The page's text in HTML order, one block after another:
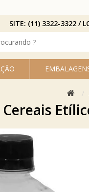
SITE: (11) 3322-3322 /